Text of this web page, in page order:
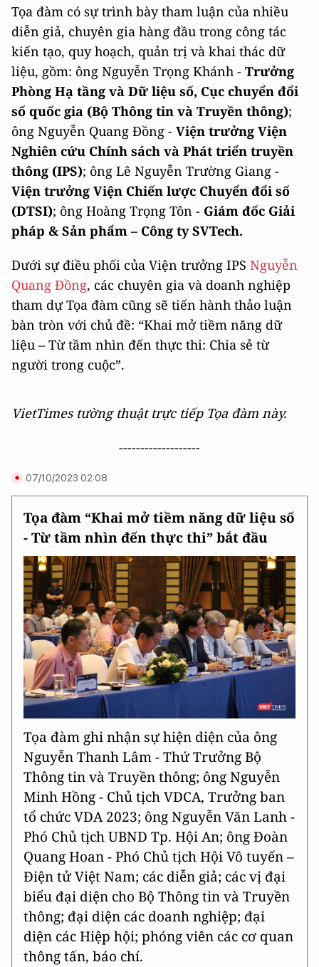
Tọa đàm có sự trình bày tham luận của nhiều
diễn giả, chuyên gia hàng đầu trong công tác
kiến tạo, quy hoạch, quản trị và khai thác dữ
liệu, gồm: ông Nguyễn Trọng Khánh - Trưởng
Phòng Hạ tầng và Dữ liệu số, Cục chuyển đổi
số quốc gia (Bộ Thông tin và Truyền thông);
ông Nguyễn Quang Đồng - Viện trưởng Viện
Nghiên cứu Chính sách và Phát triển truyền
thông (IPS); ông Lê Nguyễn Trường Giang -
Viện trưởng Viện Chiến lược Chuyển đổi số
(DTSI); ông Hoàng Trọng Tôn - Giám đốc Giải
pháp & Sản phẩm – Công ty SVTech.
Dưới sự điều phối của Viện trưởng IPS Nguyễn
Quang Đồng, các chuyên gia và doanh nghiệp
tham dự Tọa đàm cũng sẽ tiến hành thảo luận
bàn tròn với chủ đề: “Khai mở tiềm năng dữ
liệu – Từ tầm nhìn đến thực thi: Chia sẻ từ
người trong cuộc”.
VietTimes tường thuật trực tiếp Tọa đàm này.
-------------------
07/10/2023 02:08
Tọa đàm “Khai mở tiềm năng dữ liệu số
- Từ tầm nhìn đến thực thi” bắt đầu
Tọa đàm ghi nhận sự hiện diện của ông
Nguyễn Thanh Lâm - Thứ Trưởng Bộ
Thông tin và Truyền thông; ông Nguyễn
Minh Hồng - Chủ tịch VDCA, Trưởng ban
tổ chức VDA 2023; ông Nguyễn Văn Lanh -
Phó Chủ tịch UBND Tp. Hội An; ông Đoàn
Quang Hoan - Phó Chủ tịch Hội Vô tuyến –
Điện tử Việt Nam; các diễn giả; các vị đại
biểu đại diện cho Bộ Thông tin và Truyền
thông; đại diện các doanh nghiệp; đại
diện các Hiệp hội; phóng viên các cơ quan
thông tấn, báo chí.